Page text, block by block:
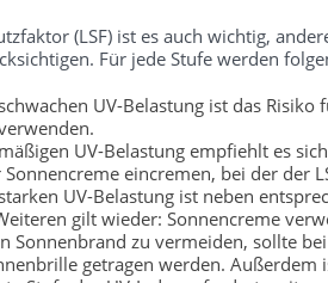
(LSF) ist es auch wichtig,
Für jede Stufe werden
UV-Belastung ist das
UV-Belastung empfiehlt es
eincremen, bei der der
UV-Belastung ist neben
gilt wieder: Sonnencreme
Sonnenbrand zu vermeiden, sollte
getragen werden. Außerdem